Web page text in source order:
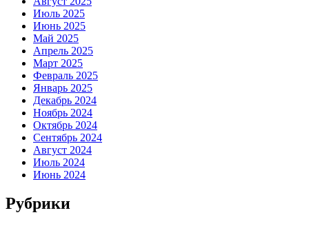
Июль 2025
Июнь 2025
Май 2025
Апрель 2025
Март 2025
Февраль 2025
Январь 2025
Декабрь 2024
Ноябрь 2024
Октябрь 2024
Сентябрь 2024
Август 2024
Июль 2024
Июнь 2024
Рубрики